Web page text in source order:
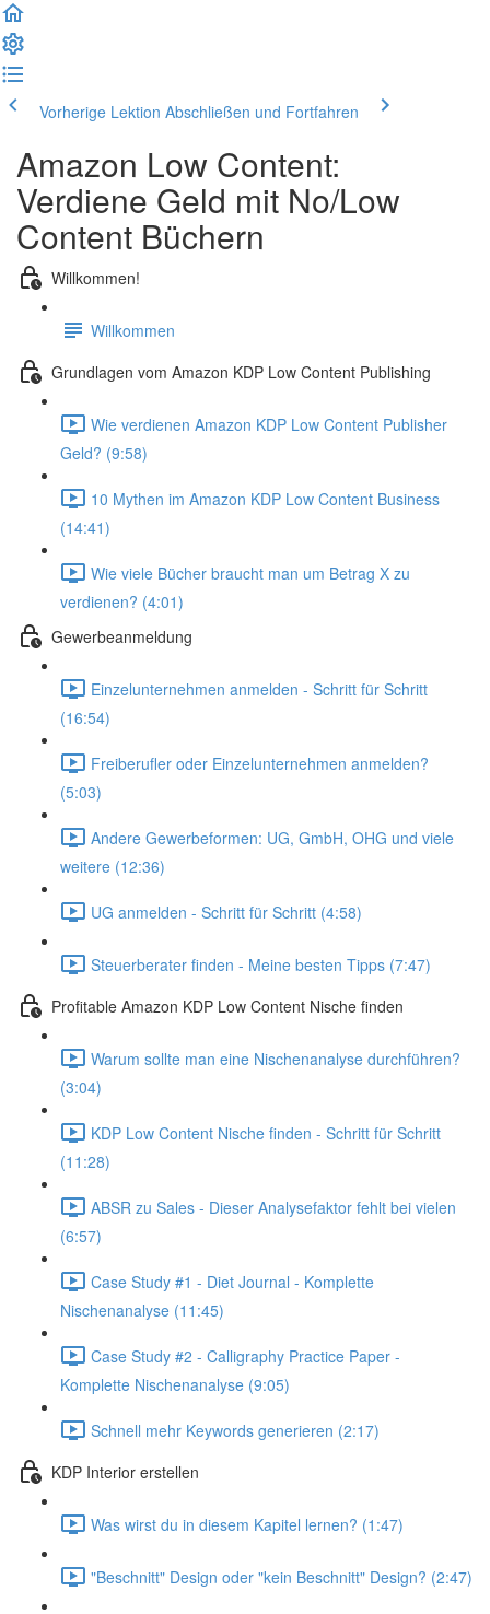
Vorherige Lektion Abschließen und Fortfahren
Amazon Low Content:
Verdiene Geld mit No/Low
Content Büchern
Willkommen!
Willkommen
Grundlagen vom Amazon KDP Low Content Publishing
Wie verdienen Amazon KDP Low Content Publisher
Geld? (9:58)
10 Mythen im Amazon KDP Low Content Business
(14:41)
Wie viele Bücher braucht man um Betrag X zu
verdienen? (4:01)
Gewerbeanmeldung
Einzelunternehmen anmelden - Schritt für Schritt
(16:54)
Freiberufler oder Einzelunternehmen anmelden?
(5:03)
Andere Gewerbeformen: UG, GmbH, OHG und viele
weitere (12:36)
UG anmelden - Schritt für Schritt (4:58)
Steuerberater finden - Meine besten Tipps (7:47)
Profitable Amazon KDP Low Content Nische finden
Warum sollte man eine Nischenanalyse durchführen?
(3:04)
KDP Low Content Nische finden - Schritt für Schritt
(11:28)
ABSR zu Sales - Dieser Analysefaktor fehlt bei vielen
(6:57)
Case Study #1 - Diet Journal - Komplette
Nischenanalyse (11:45)
Case Study #2 - Calligraphy Practice Paper -
Komplette Nischenanalyse (9:05)
Schnell mehr Keywords generieren (2:17)
KDP Interior erstellen
Was wirst du in diesem Kapitel lernen? (1:47)
"Beschnitt" Design oder "kein Beschnitt" Design? (2:47)